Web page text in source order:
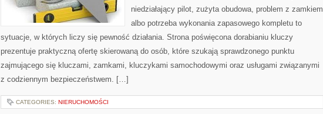
niedziałający pilot, zużyta obudowa, problem z zamkiem
albo potrzeba wykonania zapasowego kompletu to
sytuacje, w których liczy się pewność działania. Strona poświęcona dorabianiu kluczy
prezentuje praktyczną ofertę skierowaną do osób, które szukają sprawdzonego punktu
zajmującego się kluczami, zamkami, kluczykami samochodowymi oraz usługami związanymi
z codziennym bezpieczeństwem. […]
CATEGORIES: NIERUCHOMOŚCI